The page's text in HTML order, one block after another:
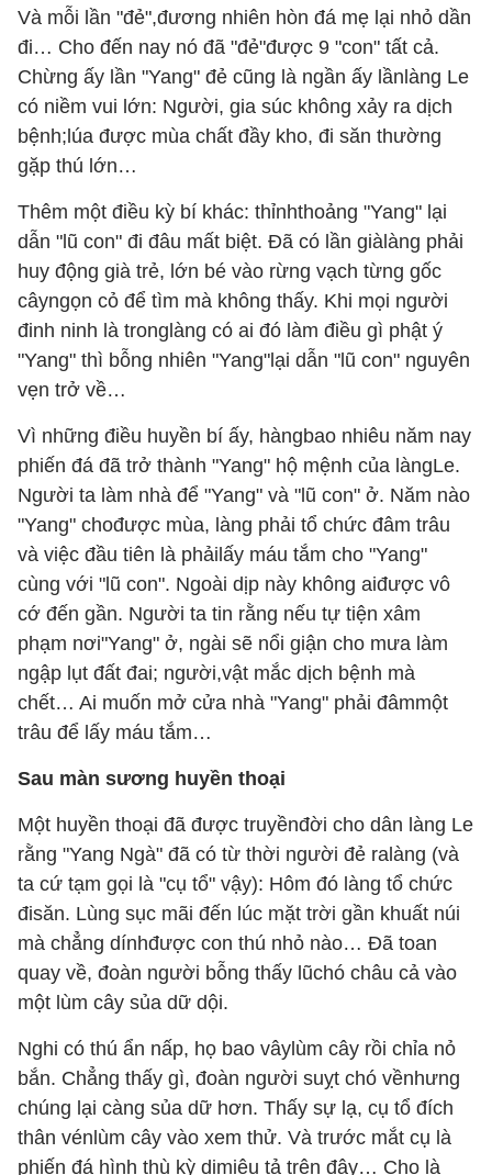
Và mỗi lần "đẻ",đương nhiên hòn đá mẹ lại nhỏ dần
đi… Cho đến nay nó đã "đẻ"được 9 "con" tất cả.
Chừng ấy lần "Yang" đẻ cũng là ngần ấy lầnlàng Le
có niềm vui lớn: Người, gia súc không xảy ra dịch
bệnh;lúa được mùa chất đầy kho, đi săn thường
gặp thú lớn…
Thêm một điều kỳ bí khác: thỉnhthoảng "Yang" lại
dẫn "lũ con" đi đâu mất biệt. Đã có lần giàlàng phải
huy động già trẻ, lớn bé vào rừng vạch từng gốc
câyngọn cỏ để tìm mà không thấy. Khi mọi người
đinh ninh là tronglàng có ai đó làm điều gì phật ý
"Yang" thì bỗng nhiên "Yang"lại dẫn "lũ con" nguyên
vẹn trở về…
Vì những điều huyền bí ấy, hàngbao nhiêu năm nay
phiến đá đã trở thành "Yang" hộ mệnh của làngLe.
Người ta làm nhà để "Yang" và "lũ con" ở. Năm nào
"Yang" chođược mùa, làng phải tổ chức đâm trâu
và việc đầu tiên là phảilấy máu tắm cho "Yang"
cùng với "lũ con". Ngoài dịp này không aiđược vô
cớ đến gần. Người ta tin rằng nếu tự tiện xâm
phạm nơi"Yang" ở, ngài sẽ nổi giận cho mưa làm
ngập lụt đất đai; người,vật mắc dịch bệnh mà
chết… Ai muốn mở cửa nhà "Yang" phải đâmmột
trâu để lấy máu tắm…
Sau màn sương huyền thoại
Một huyền thoại đã được truyềnđời cho dân làng Le
rằng "Yang Ngà" đã có từ thời người đẻ ralàng (và
ta cứ tạm gọi là "cụ tổ" vậy): Hôm đó làng tổ chức
đisăn. Lùng sục mãi đến lúc mặt trời gần khuất núi
mà chẳng dínhđược con thú nhỏ nào… Đã toan
quay về, đoàn người bỗng thấy lũchó châu cả vào
một lùm cây sủa dữ dội.
Nghi có thú ẩn nấp, họ bao vâylùm cây rồi chỉa nỏ
bắn. Chẳng thấy gì, đoàn người suỵt chó vềnhưng
chúng lại càng sủa dữ hơn. Thấy sự lạ, cụ tổ đích
thân vénlùm cây vào xem thử. Và trước mắt cụ là
phiến đá hình thù kỳ dịmiêu tả trên đây… Cho là